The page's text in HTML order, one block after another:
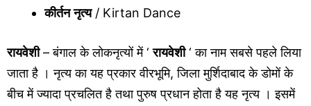
कीर्तन नृत्य/ Kirtan Dance
रायवेशी– बंगाल के लोकनृत्यों में ‘रायवेशी‘ का नाम सबसे पहले लिया
जाता है । नृत्य का यह प्रकार वीरभूमि, जिला मुर्शिदाबाद के डोमों के
बीच में ज्यादा प्रचलित है तथा पुरुष प्रधान होता है यह नृत्य । इसमें